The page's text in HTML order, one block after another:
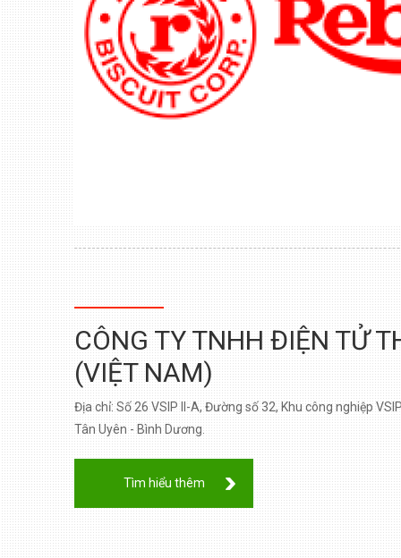
CÔNG TY TNHH ĐIỆN TỬ
(VIỆT NAM)
Địa chỉ: Số 26 VSIP II-A, Đường số 32, Khu công nghiệp
Tân Uyên - Bình Dương.
Tìm hiểu thêm